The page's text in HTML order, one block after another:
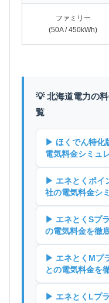
ファミリー
(50A / 450kWh)
💡 北海道電力の
覧
▶ ほくでん特化
電気料金シミュ
▶ エネとくポイ
社の電気料金シ
▶ エネとくSプ
の電気料金を徹
▶ エネとくMプ
との電気料金を
▶ エネとくLプ